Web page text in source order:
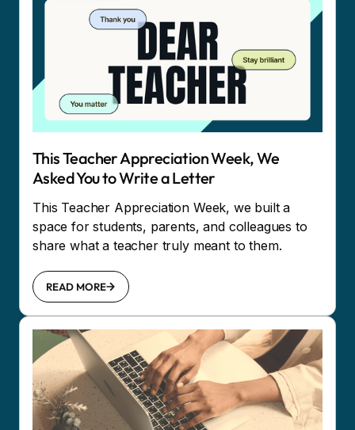
This Teacher Appreciation Week, We
Asked You to Write a Letter
This Teacher Appreciation Week, we built a
space for students, parents, and colleagues to
share what a teacher truly meant to them.
READ MORE